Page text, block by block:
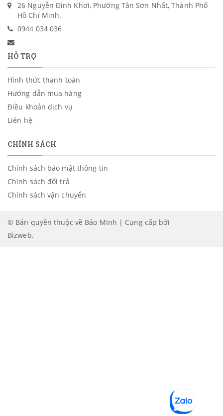
26 Nguyễn Đình Khơi, Phường Tân Sơn Nhất, Thành Phố
Hồ Chí Minh.
0944 034 036
HỖ TRỢ
Hình thức thanh toán
Hướng dẫn mua hàng
Điều khoản dịch vụ
Liên hệ
CHÍNH SÁCH
Chính sách bảo mật thông tin
Chính sách đổi trả
Chính sách vận chuyển
© Bản quyền thuộc về Bảo Minh | Cung cấp bởi
Bizweb.